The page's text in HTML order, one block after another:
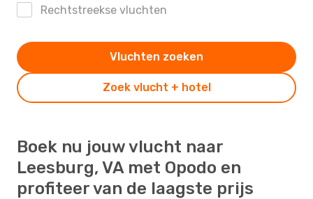
Rechtstreekse vluchten
Zoek vlucht + hotel
Vluchten zoeken
Boek nu jouw vlucht naar
Leesburg, VA met Opodo en
profiteer van de laagste prijs